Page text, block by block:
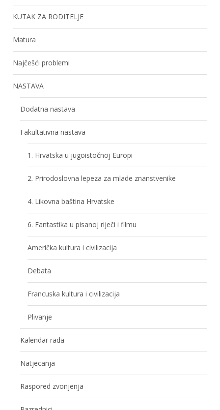
KUTAK ZA RODITELJE
Matura
Najčešći problemi
NASTAVA
Dodatna nastava
Fakultativna nastava
1. Hrvatska u jugoistočnoj Europi
2. Prirodoslovna lepeza za mlade znanstvenike
4. Likovna baština Hrvatske
6. Fantastika u pisanoj riječi i filmu
Američka kultura i civilizacija
Debata
Francuska kultura i civilizacija
Plivanje
Kalendar rada
Natjecanja
Raspored zvonjenja